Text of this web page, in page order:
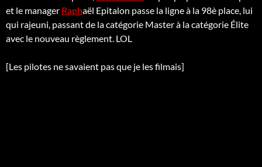
et le manager Raphaël Epitalon passe la ligne à la 98è place, lui
qui rajeuni, passant de la catégorie Master à la catégorie Élite
avec le nouveau règlement. LOL
[Les pilotes ne savaient pas que je les filmais]